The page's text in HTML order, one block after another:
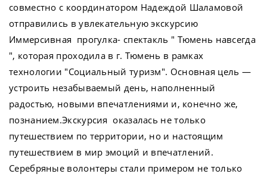
совместно с координатором Надеждой Шаламовой
отправились в увлекательную экскурсию
Иммерсивная прогулка- спектакль " Тюмень навсегда
", которая проходила в г. Тюмень в рамках
технологии "Социальный туризм". Основная цель —
устроить незабываемый день, наполненный
радостью, новыми впечатлениями и, конечно же,
познанием.Экскурсия оказалась не только
путешествием по территории, но и настоящим
путешествием в мир эмоций и впечатлений.
Серебряные волонтеры стали примером не только